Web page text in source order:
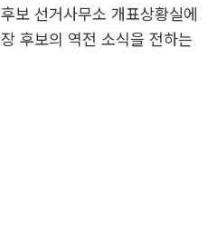
보 선거사무소 개표상황실에
후보의 역전 소식을 전하는